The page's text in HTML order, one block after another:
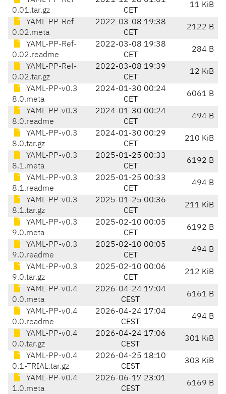
0.01.tar.gz
CET
11 KiB
YAML-PP-Ref-
0.02.meta
2022-03-08 19:38
CET
2122 B
YAML-PP-Ref-
0.02.readme
2022-03-08 19:38
CET
284 B
YAML-PP-Ref-
0.02.tar.gz
2022-03-08 19:39
CET
12 KiB
YAML-PP-v0.3
8.0.meta
2024-01-30 00:24
CET
6061 B
YAML-PP-v0.3
8.0.readme
2024-01-30 00:24
CET
494 B
YAML-PP-v0.3
8.0.tar.gz
2024-01-30 00:29
CET
210 KiB
YAML-PP-v0.3
8.1.meta
2025-01-25 00:33
CET
6192 B
YAML-PP-v0.3
8.1.readme
2025-01-25 00:33
CET
494 B
YAML-PP-v0.3
8.1.tar.gz
2025-01-25 00:36
CET
211 KiB
YAML-PP-v0.3
9.0.meta
2025-02-10 00:05
CET
6192 B
YAML-PP-v0.3
9.0.readme
2025-02-10 00:05
CET
494 B
YAML-PP-v0.3
9.0.tar.gz
2025-02-10 00:06
CET
212 KiB
YAML-PP-v0.4
0.0.meta
2026-04-24 17:04
CEST
6161 B
YAML-PP-v0.4
0.0.readme
2026-04-24 17:04
CEST
494 B
YAML-PP-v0.4
0.0.tar.gz
2026-04-24 17:06
CEST
301 KiB
YAML-PP-v0.4
0.1-TRIAL.tar.gz
2026-04-25 18:10
CEST
303 KiB
YAML-PP-v0.4
1.0.meta
2026-06-17 23:01
CEST
6169 B